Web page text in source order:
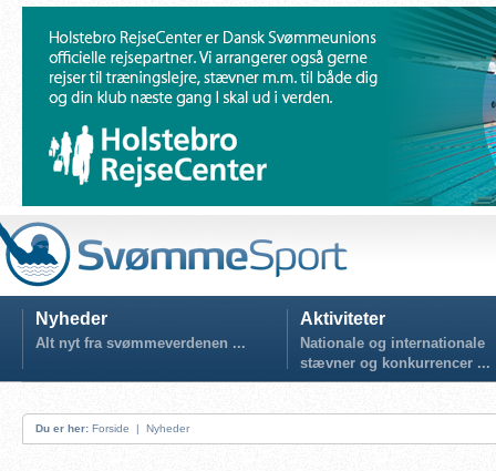
Nyheder
Alt nyt fra svømmeverdenen ...
Aktiviteter
Nationale og internationale
stævner og konkurrencer ...
Du er her: Forside | Nyheder